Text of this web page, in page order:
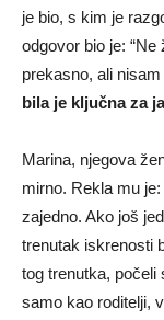
je bio, s kim je
odgovor bio je:
prekasno, ali nisam
bila je ključna za
Marina, njegova
mirno. Rekla mu
zajedno. Ako još
trenutak iskrenosti
tog trenutka, počeli
samo kao roditelji,